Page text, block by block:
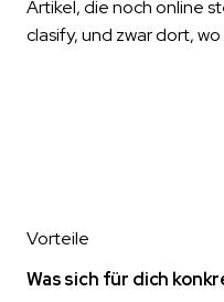
Artikel, die noch online
clasify, und zwar dort,
Vorteile
Was sich für dich